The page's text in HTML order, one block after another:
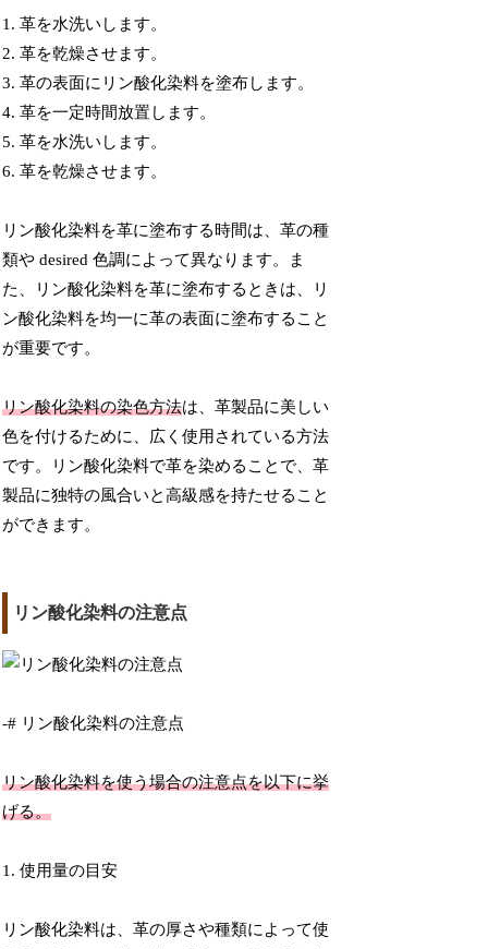
1. 革を水洗いします。
2. 革を乾燥させます。
3. 革の表面にリン酸化染料を塗布します。
4. 革を一定時間放置します。
5. 革を水洗いします。
6. 革を乾燥させます。
リン酸化染料を革に塗布する時間は、革の種
類や desired 色調によって異なります。ま
た、リン酸化染料を革に塗布するときは、リ
ン酸化染料を均一に革の表面に塗布すること
が重要です。
リン酸化染料の染色方法は、革製品に美しい
色を付けるために、広く使用されている方法
です。リン酸化染料で革を染めることで、革
製品に独特の風合いと高級感を持たせること
ができます。
リン酸化染料の注意点
-# リン酸化染料の注意点
リン酸化染料を使う場合の注意点を以下に挙
げる。
1. 使用量の目安
リン酸化染料は、革の厚さや種類によって使